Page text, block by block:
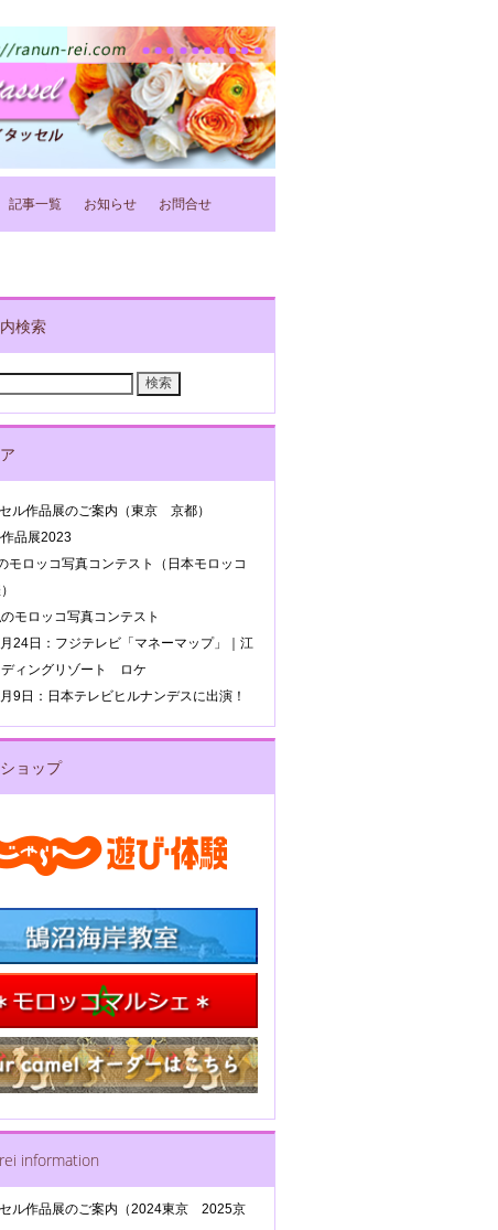
記事一覧 お知らせ お問合せ
検索
ル作品展のご案内（東京 京都）
品展2023
モロッコ写真コンテスト（日本モロッコ
モロッコ写真コンテスト
24日：フジテレビ「マネーマップ」｜江
ディングリゾート ロケ
9日：日本テレビヒルナンデスに出演！
ョップ
information
ル作品展のご案内（2024東京 2025京